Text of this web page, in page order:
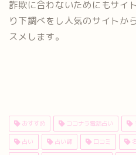
詐欺に合わないためにもサイ
り下調べをし人気のサイトか
スメします。
おすすめ ココナラ電話占い
占い 占い師 口コミ